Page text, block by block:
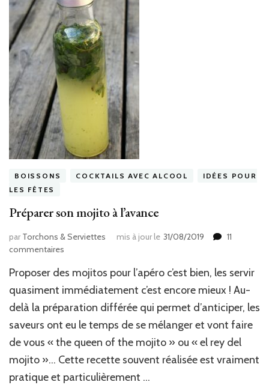
BOISSONS COCKTAILS AVEC ALCOOL
IDÉES POUR
LES FÊTES
Préparer son mojito à l’avance
par Torchons & Serviettes mis à jour le 31/08/2019
11
commentaires
son
mojito
l’avance
Proposer des mojitos pour l’apéro c’est bien, les servir
quasiment immédiatement c’est encore mieux ! Au-
delà la préparation différée qui permet d’anticiper, les
saveurs ont eu le temps de se mélanger et vont faire
de vous « the queen of the mojito » ou « el rey del
mojito »… Cette recette souvent réalisée est vraiment
pratique et particulièrement …